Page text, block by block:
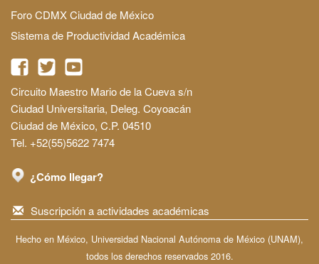
Foro CDMX Ciudad de México
Sistema de Productividad Académica
Circuito Maestro Mario de la Cueva s/n
Ciudad Universitaria, Deleg. Coyoacán
Ciudad de México, C.P. 04510
Tel. +52(55)5622 7474
¿Cómo llegar?
Suscripción a actividades académicas
Hecho en México, Universidad Nacional Autónoma de México (UNAM),
todos los derechos reservados 2016.